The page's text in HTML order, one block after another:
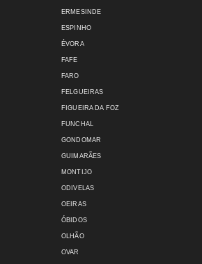
ERMESINDE
ESPINHO
ÉVORA
FAFE
FARO
FELGUEIRAS
FIGUEIRA DA FOZ
FUNCHAL
GONDOMAR
GUIMARÃES
MONTIJO
ODIVELAS
OEIRAS
ÓBIDOS
OLHÃO
OVAR